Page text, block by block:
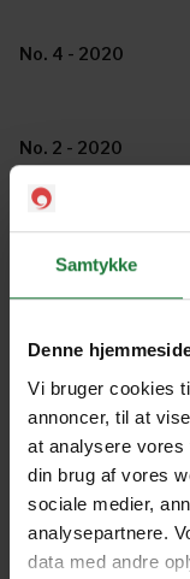
Samtykke
Denne
Vi bruger cookies
annoncer, til at
at analysere vores
din brug af vores
sociale medier,
analysepartnere.
data med andre
No. 4 - 2020
No. 2 - 2020
April/May 2019
December/January